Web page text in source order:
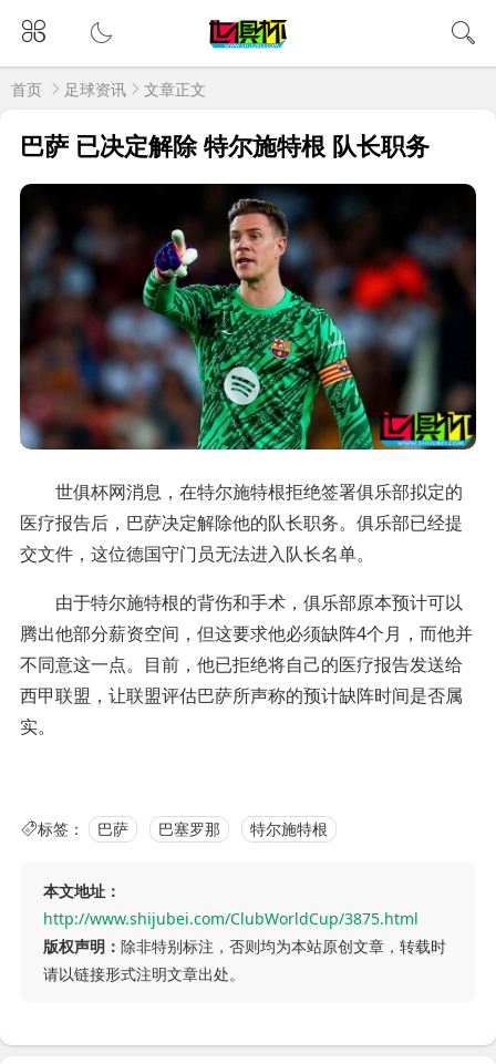
首页 足球资讯 文章正文
巴萨 已决定解除 特尔施特根 队长职务
世俱杯网消息，在特尔施特根拒绝签署俱乐部拟定的
医疗报告后，巴萨决定解除他的队长职务。俱乐部已经提
交文件，这位德国守门员无法进入队长名单。
由于特尔施特根的背伤和手术，俱乐部原本预计可以
腾出他部分薪资空间，但这要求他必须缺阵4个月，而他并
不同意这一点。目前，他已拒绝将自己的医疗报告发送给
西甲联盟，让联盟评估巴萨所声称的预计缺阵时间是否属
实。
标签： 巴萨 巴塞罗那 特尔施特根
本文地址：
http://www.shijubei.com/ClubWorldCup/3875.html
版权声明： 除非特别标注，否则均为本站原创文章，转载时
请以链接形式注明文章出处。